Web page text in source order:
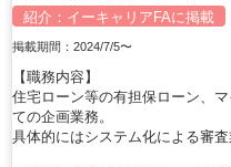
紹介： イーキャリアFAに掲載
掲載期間：2024/7/5〜
【職務内容】
住宅ローン等の有担保ローン、
ての企画業務。
具体的にはシステム化による審